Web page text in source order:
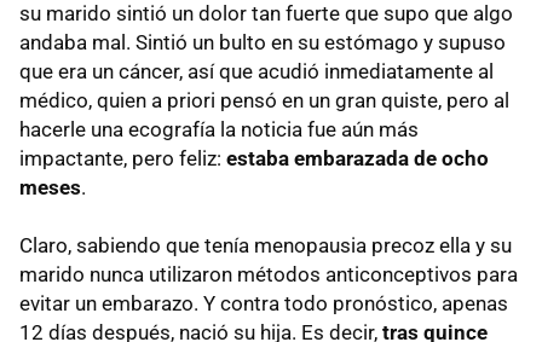
su marido sintió un dolor tan fuerte que supo que algo
andaba mal. Sintió un bulto en su estómago y supuso
que era un cáncer, así que acudió inmediatamente al
médico, quien a priori pensó en un gran quiste, pero al
hacerle una ecografía la noticia fue aún más
impactante, pero feliz: estaba embarazada de ocho
meses.
Claro, sabiendo que tenía menopausia precoz ella y su
marido nunca utilizaron métodos anticonceptivos para
evitar un embarazo. Y contra todo pronóstico, apenas
12 días después, nació su hija. Es decir, tras quince